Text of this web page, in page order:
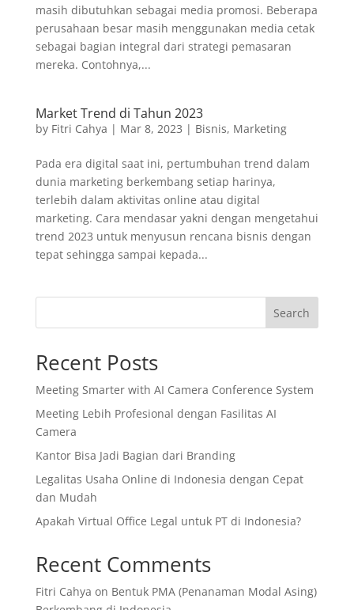
masih dibutuhkan sebagai media promosi. Beberapa
perusahaan besar masih menggunakan media cetak
sebagai bagian integral dari strategi pemasaran
mereka. Contohnya,...
Market Trend di Tahun 2023
by Fitri Cahya | Mar 8, 2023 | Bisnis, Marketing
Pada era digital saat ini, pertumbuhan trend dalam
dunia marketing berkembang setiap harinya,
terlebih dalam aktivitas online atau digital
marketing. Cara mendasar yakni dengan mengetahui
trend 2023 untuk menyusun rencana bisnis dengan
tepat sehingga sampai kepada...
Search
Recent Posts
Meeting Smarter with AI Camera Conference System
Meeting Lebih Profesional dengan Fasilitas AI
Camera
Kantor Bisa Jadi Bagian dari Branding
Legalitas Usaha Online di Indonesia dengan Cepat
dan Mudah
Apakah Virtual Office Legal untuk PT di Indonesia?
Recent Comments
Fitri Cahya on Bentuk PMA (Penanaman Modal Asing)